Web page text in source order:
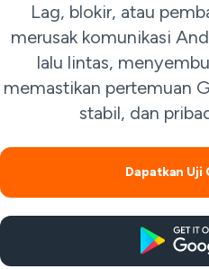
Lag, blokir, atau
merusak komunikasi
lalu lintas,
memastikan pertemuan
stabil, dan
Dapatkan Uji